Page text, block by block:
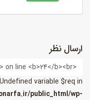
ارسال نظر
variable $req in
public_html/wp-